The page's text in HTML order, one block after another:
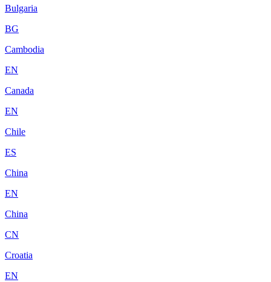
Bulgaria
BG
Cambodia
EN
Canada
EN
Chile
ES
China
EN
China
CN
Croatia
EN